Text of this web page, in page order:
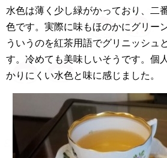
水色は薄く少し緑がかっており、二
色です。実際に味もほのかにグリー
ういうのを紅茶用語でグリニッシュ
す。冷めても美味しいそうです。個
かりにくい水色と味に感じました。